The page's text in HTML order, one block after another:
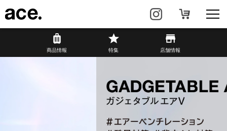
商品情報
トート
レディースビジネス
商品情報 特集 店舗情報